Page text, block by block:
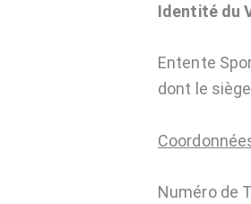
Identité du
Entente
dont le
Numéro de